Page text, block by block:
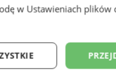
w Ustawieniach plików